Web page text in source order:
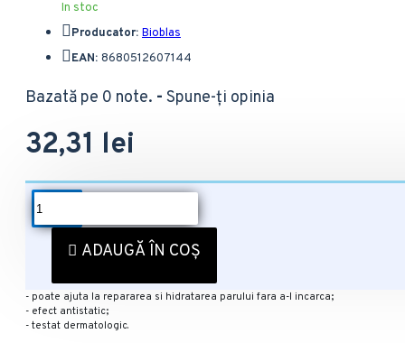
In stoc
Producator: Bioblas
EAN: 8680512607144
Bazată pe 0 note. - Spune-ţi opinia
32,31 lei
ADAUGĂ ÎN COȘ
DESCRIERE
Ulei pentru par Argan Oil, 100 ml, Bioblas
[8680512607144]
Proprietati:
- poate ajuta la repararea si hidratarea parului fara a-l incarca;
- efect antistatic;
- testat dermatologic.